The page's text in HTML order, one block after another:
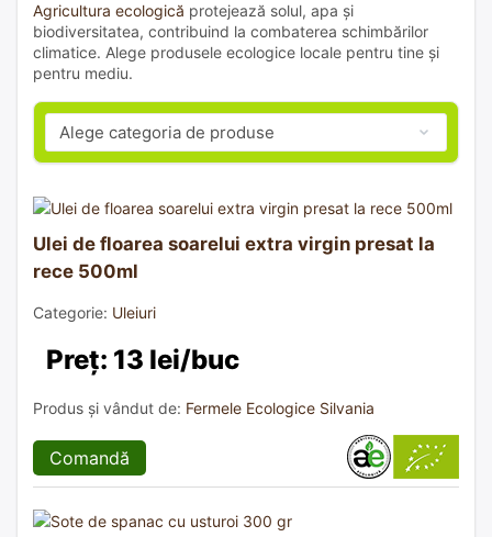
Agricultura ecologică protejează solul, apa și
biodiversitatea, contribuind la combaterea schimbărilor
climatice. Alege produsele ecologice locale pentru tine și
pentru mediu.
Ulei de floarea soarelui extra virgin presat la
rece 500ml
Categorie: Uleiuri
Preț: 13 lei/buc
Produs și vândut de: Fermele Ecologice Silvania
Comandă